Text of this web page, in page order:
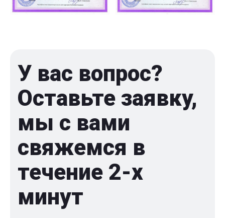
У вас вопрос?
Оставьте заявку,
мы с вами
свяжемся в
течение 2-x
минут